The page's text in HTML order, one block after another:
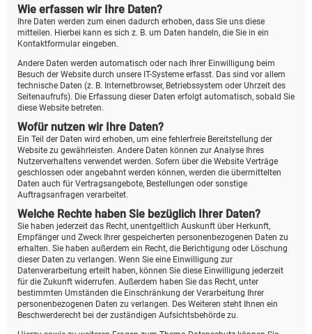
Wie erfassen wir Ihre Daten?
Ihre Daten werden zum einen dadurch erhoben, dass Sie uns diese
mitteilen. Hierbei kann es sich z. B. um Daten handeln, die Sie in ein
Kontaktformular eingeben.
Andere Daten werden automatisch oder nach Ihrer Einwilligung beim
Besuch der Website durch unsere IT-Systeme erfasst. Das sind vor allem
technische Daten (z. B. Internetbrowser, Betriebssystem oder Uhrzeit des
Seitenaufrufs). Die Erfassung dieser Daten erfolgt automatisch, sobald Sie
diese Website betreten.
Wofür nutzen wir Ihre Daten?
Ein Teil der Daten wird erhoben, um eine fehlerfreie Bereitstellung der
Website zu gewährleisten. Andere Daten können zur Analyse Ihres
Nutzerverhaltens verwendet werden. Sofern über die Website Verträge
geschlossen oder angebahnt werden können, werden die übermittelten
Daten auch für Vertragsangebote, Bestellungen oder sonstige
Auftragsanfragen verarbeitet.
Welche Rechte haben Sie bezüglich Ihrer Daten?
Sie haben jederzeit das Recht, unentgeltlich Auskunft über Herkunft,
Empfänger und Zweck Ihrer gespeicherten personenbezogenen Daten zu
erhalten. Sie haben außerdem ein Recht, die Berichtigung oder Löschung
dieser Daten zu verlangen. Wenn Sie eine Einwilligung zur
Datenverarbeitung erteilt haben, können Sie diese Einwilligung jederzeit
für die Zukunft widerrufen. Außerdem haben Sie das Recht, unter
bestimmten Umständen die Einschränkung der Verarbeitung Ihrer
personenbezogenen Daten zu verlangen. Des Weiteren steht Ihnen ein
Beschwerderecht bei der zuständigen Aufsichtsbehörde zu.